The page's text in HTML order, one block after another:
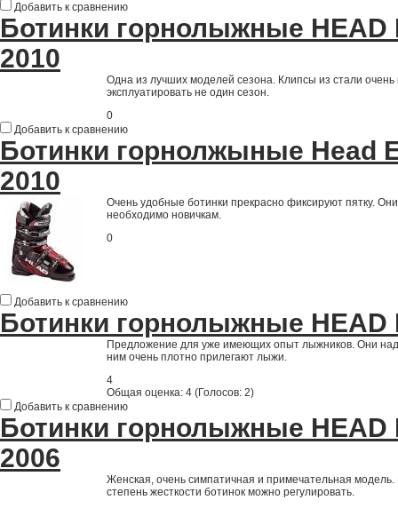
Добавить к сравнению
Ботинки горнолыжные HEAD
2010
Одна из лучших моделей сезона. Клипсы из стали очень
эксплуатировать не один сезон.
0
Добавить к сравнению
Ботинки горнолжыные Head
2010
Очень удобные ботинки прекрасно фиксируют пятку.
необходимо новичкам.
0
Добавить к сравнению
Ботинки горнолыжные HEAD
Предложение для уже имеющих опыт лыжников. Они
ним очень плотно прилегают лыжи.
4
Общая оценка: 4 (Голосов: 2)
Добавить к сравнению
Ботинки горнолыжные HEAD
2006
Женская, очень симпатичная и примечательная
степень жесткости ботинок можно регулировать.